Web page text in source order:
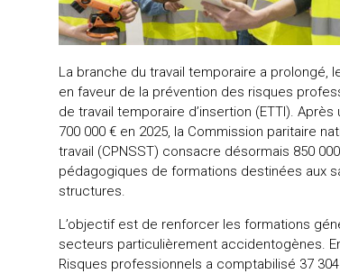
La branche du travail temporaire a prolongé,
en faveur de la prévention des risques
de travail temporaire d’insertion (ETTI).
700 000 € en 2025, la Commission paritaire
travail (CPNSST) consacre désormais 850
pédagogiques de formations destinées aux
structures.
L’objectif est de renforcer les formations
secteurs particulièrement accidentogènes.
Risques professionnels a comptabilisé 37